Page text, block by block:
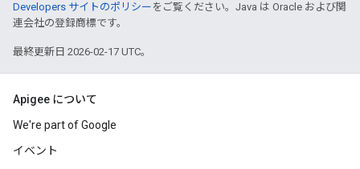
Developers サイトのポリシー をご覧ください。Java は Oracle および関
連会社の登録商標です。
最終更新日 2026-02-17 UTC。
Apigee について
We're part of Google
イベント